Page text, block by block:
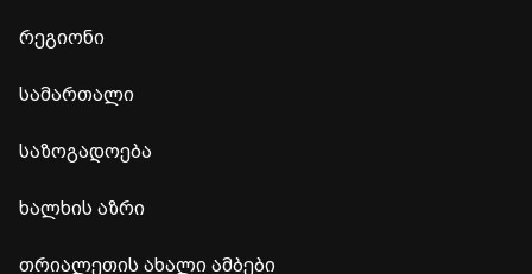
რეგიონი
სამართალი
საზოგადოება
ხალხის აზრი
თრიალეთის ახალი ამბები